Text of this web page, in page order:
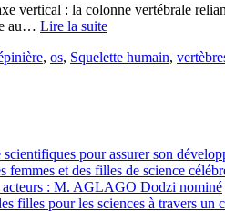
vertical : la colonne vertébrale
au… Lire la suite
, os, Squelette humain,
pour assurer son
et des filles de science
acteurs : M. AGLAGO Dodzi nominé
filles pour les sciences à travers un